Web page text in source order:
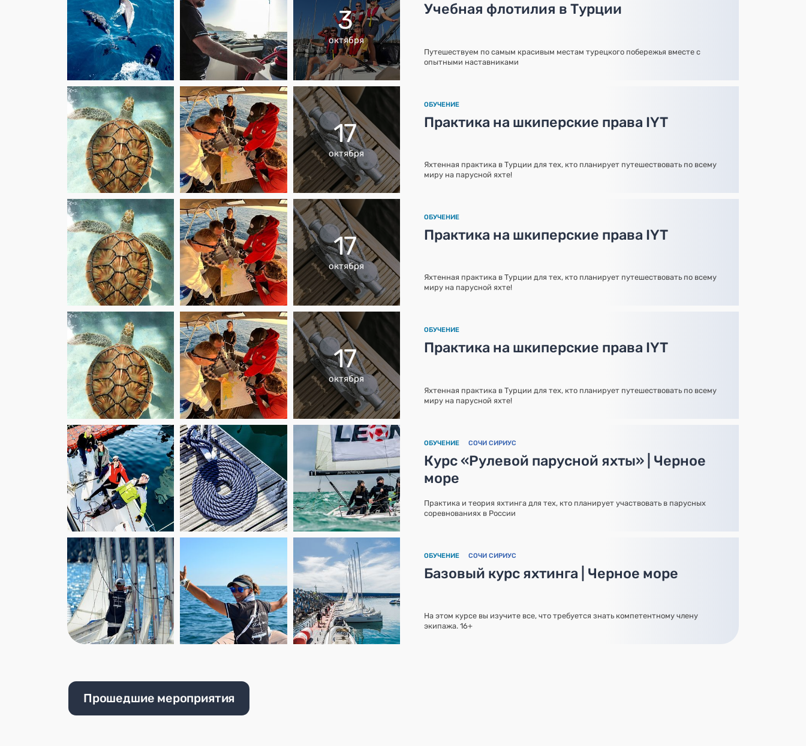
3
октября
Учебная флотилия в Турции
Путешествуем по самым красивым местам турецкого побережья вместе с
опытными наставниками
17
октября
ОБУЧЕНИЕ
Практика на шкиперские права IYT
Яхтенная практика в Турции для тех, кто планирует путешествовать по всему
миру на парусной яхте!
17
октября
ОБУЧЕНИЕ
Практика на шкиперские права IYT
Яхтенная практика в Турции для тех, кто планирует путешествовать по всему
миру на парусной яхте!
17
октября
ОБУЧЕНИЕ
Практика на шкиперские права IYT
Яхтенная практика в Турции для тех, кто планирует путешествовать по всему
миру на парусной яхте!
ОБУЧЕНИЕ СОЧИ СИРИУС
Курс «Рулевой парусной яхты» | Черное
море
Практика и теория яхтинга для тех, кто планирует участвовать в парусных
соревнованиях в России
ОБУЧЕНИЕ СОЧИ СИРИУС
Базовый курс яхтинга | Черное море
На этом курсе вы изучите все, что требуется знать компетентному члену
экипажа. 16+
Прошедшие мероприятия